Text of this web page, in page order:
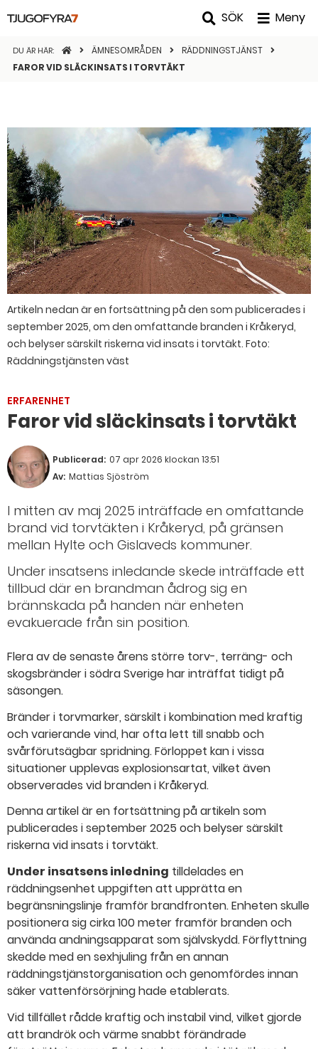
SÖK Meny
DU ÄR HÄR: STARTSIDANÄMNESOMRÅDEN
RÄDDNINGSTJÄNST
FAROR VID SLÄCKINSATS I TORVTÄKT
Artikeln nedan är en fortsättning på den som publicerades i
september 2025, om den omfattande branden i Kråkeryd,
och belyser särskilt riskerna vid insats i torvtäkt. Foto:
Räddningstjänsten väst
ERFARENHET
Faror vid släckinsats i torvtäkt
Publicerad: 07 apr 2026 klockan 13:51
Av: Mattias Sjöström
I mitten av maj 2025 inträffade en omfattande
brand vid torvtäkten i Kråkeryd, på gränsen
mellan Hylte och Gislaveds kommuner.
Under insatsens inledande skede inträffade ett
tillbud där en brandman ådrog sig en
brännskada på handen när enheten
evakuerade från sin position.
Flera av de senaste årens större torv-, terräng- och
skogsbränder i södra Sverige har inträffat tidigt på
säsongen.
Bränder i torvmarker, särskilt i kombination med kraftig
och varierande vind, har ofta lett till snabb och
svårförutsägbar spridning. Förloppet kan i vissa
situationer upplevas explosionsartat, vilket även
observerades vid branden i Kråkeryd.
Denna artikel är en fortsättning på artikeln som
publicerades i september 2025 och belyser särskilt
riskerna vid insats i torvtäkt.
Under insatsens inledning tilldelades en
räddningsenhet uppgiften att upprätta en
begränsningslinje framför brandfronten. Enheten skulle
positionera sig cirka 100 meter framför branden och
använda andningsapparat som självskydd. Förflyttning
skedde med en sexhjuling från en annan
räddningstjänstorganisation och genomfördes innan
säker vattenförsörjning hade etablerats.
Vid tillfället rådde kraftig och instabil vind, vilket gjorde
att brandrök och värme snabbt förändrade